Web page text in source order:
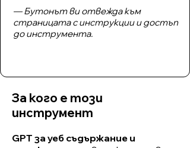
— Бутонът ви отвежда към
страницата с инструкции и достъп
до инструмента.
За кого е този
инструмент
GPT за уеб съдържание и